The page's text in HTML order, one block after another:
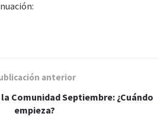
anterior
Comunidad Septiembre: ¿Cuándo
empieza?